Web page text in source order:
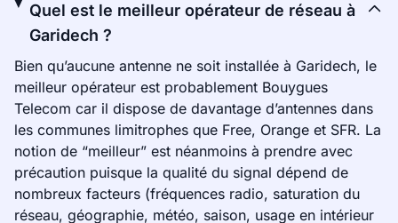
Quel est le meilleur opérateur de réseau à
Garidech ?
Bien qu’aucune antenne ne soit installée à Garidech, le
meilleur opérateur est probablement Bouygues
Telecom car il dispose de davantage d’antennes dans
les communes limitrophes que Free, Orange et SFR. La
notion de “meilleur” est néanmoins à prendre avec
précaution puisque la qualité du signal dépend de
nombreux facteurs (fréquences radio, saturation du
réseau, géographie, météo, saison, usage en intérieur